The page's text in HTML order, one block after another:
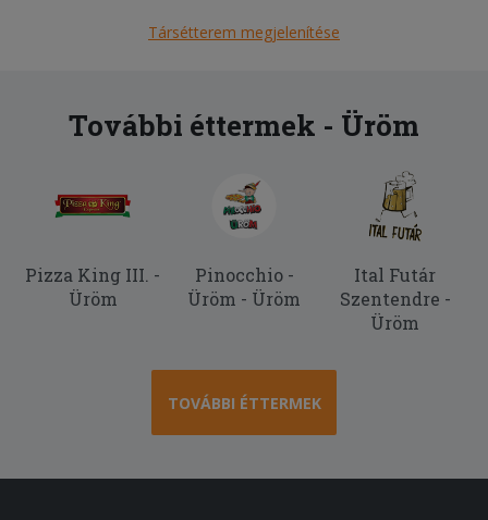
Társétterem megjelenítése
További éttermek - Üröm
Pizza King III. -
Üröm
Pinocchio -
Üröm - Üröm
Ital Futár
Szentendre -
Üröm
TOVÁBBI ÉTTERMEK